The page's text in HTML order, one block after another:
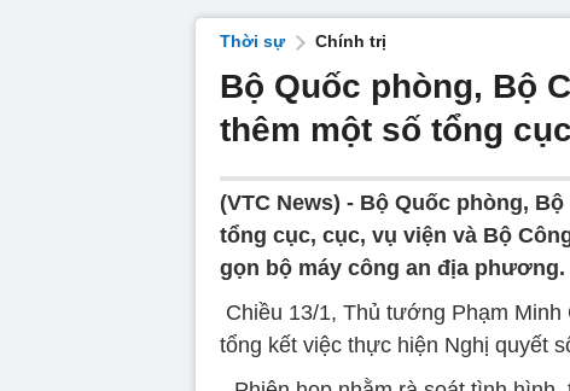
Thời sự Chính trị
Bộ Quốc phòng, Bộ
thêm một số tổng
(VTC News) - Bộ Quốc phòng,
tổng cục, cục, vụ viện và Bộ
gọn bộ máy công an địa phương.
Chiều 13/1, Thủ tướng Phạm
tổng kết việc thực hiện Nghị quyết